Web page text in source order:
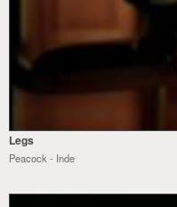
Legs
Peacock - Inde